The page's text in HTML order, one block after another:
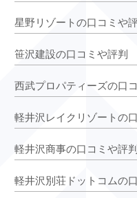
星野リゾートの口コミや
笹沢建設の口コミや評判
西武プロパティーズの口
軽井沢レイクリゾートの
軽井沢商事の口コミや評判
軽井沢別荘ドットコムの